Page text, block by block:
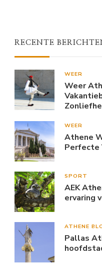
RECENTE
WEER
Weer
WEER
Athene
Perfecte
SPORT
AEK
ervaring
ATHENE
Pallas